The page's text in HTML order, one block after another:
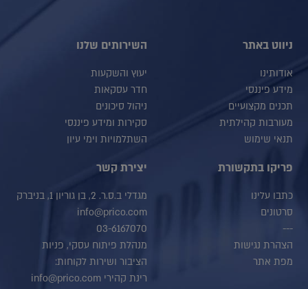
ניווט באתר
אודותינו
מידע פיננסי
תכנים מקצועיים
מעורבות קהילתית
תנאי שימוש
השירותים שלנו
יעוץ והשקעות
חדר עסקאות
ניהול סיכונים
סקירות ומידע פיננסי
השתלמויות וימי עיון
פריקו בתקשורת
כתבו עלינו
סרטונים
---
הצהרת נגישות
מפת אתר
יצירת קשר
מגדלי ב.ס.ר. 2, בן גוריון 1, בניברק
info@prico.com
03-6167070
מנהלת פיתוח עסקי, פניות
הציבור ושירות לקוחות:
רינת קהירי info@prico.com